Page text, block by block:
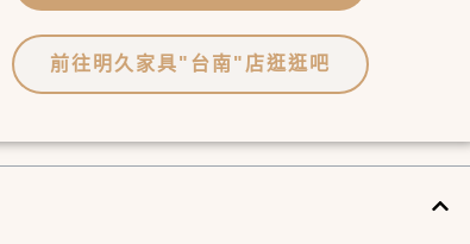
前往明久家具"台南"店逛逛吧